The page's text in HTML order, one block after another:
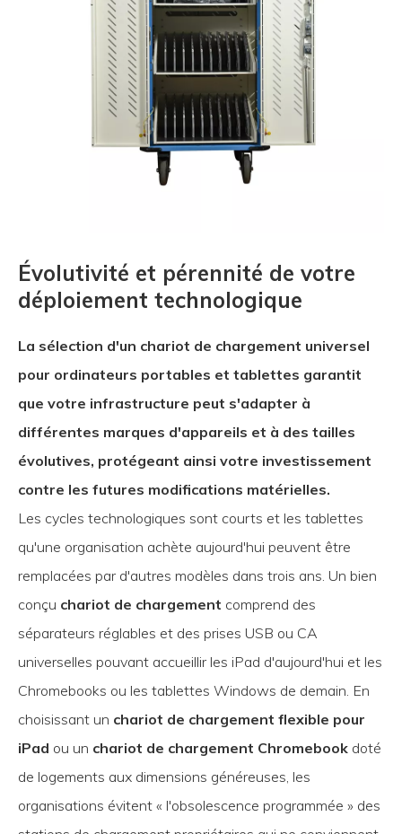
Évolutivité et pérennité de votre
déploiement technologique
La sélection d'un chariot de chargement universel
pour ordinateurs portables et tablettes garantit
que votre infrastructure peut s'adapter à
différentes marques d'appareils et à des tailles
évolutives, protégeant ainsi votre investissement
contre les futures modifications matérielles.
Les cycles technologiques sont courts et les tablettes
qu'une organisation achète aujourd'hui peuvent être
remplacées par d'autres modèles dans trois ans. Un bien
conçu chariot de chargement comprend des
séparateurs réglables et des prises USB ou CA
universelles pouvant accueillir les iPad d'aujourd'hui et les
Chromebooks ou les tablettes Windows de demain. En
choisissant un chariot de chargement flexible pour
iPad ou un chariot de chargement Chromebook doté
de logements aux dimensions généreuses, les
organisations évitent « l'obsolescence programmée » des